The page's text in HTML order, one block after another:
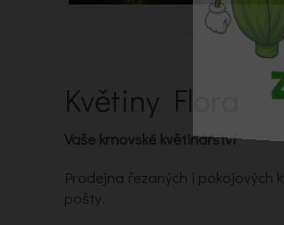
Květiny Flora
Vaše krnovské květinářství
Prodejna řezaných i pokojových
pošty.